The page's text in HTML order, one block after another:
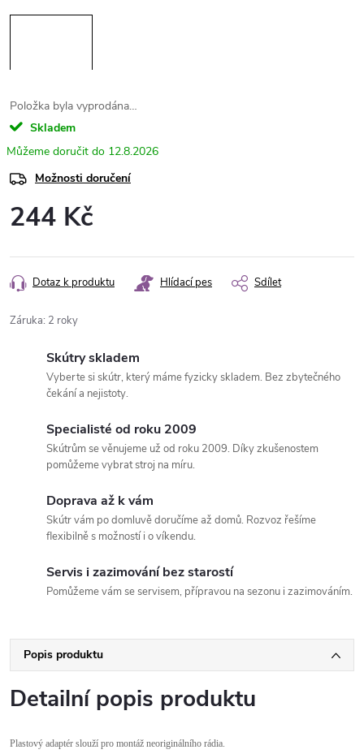
Položka byla vyprodána…
Skladem
12.8.2026
Možnosti doručení
244 Kč
cena:
Dotaz k produktu Hlídací pes Sdílet
Záruka: 2 roky
Skútry skladem
Vyberte si skútr, který máme fyzicky skladem. Bez zbytečného
čekání a nejistoty.
Specialisté od roku 2009
Skútrům se věnujeme už od roku 2009. Díky zkušenostem
pomůžeme vybrat stroj na míru.
Doprava až k vám
Skútr vám po domluvě doručíme až domů. Rozvoz řešíme
flexibilně s možností i o víkendu.
Servis i zazimování bez starostí
Pomůžeme vám se servisem, přípravou na sezonu i zazimováním.
Popis produktu
Detailní popis produktu
Plastový adaptér slouží pro montáž neoriginálního rádia.